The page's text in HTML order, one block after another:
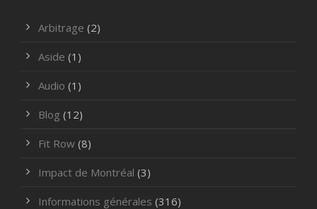
Arbitrage (2)
Aside (1)
Audio (1)
Blog (12)
Fit Row (8)
Impact de Montréal (3)
Informations générales (316)